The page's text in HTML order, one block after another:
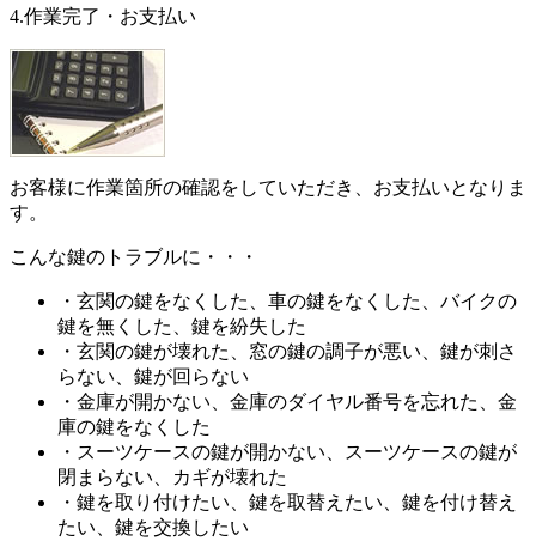
4.作業完了・お支払い
お客様に作業箇所の確認をしていただき、お支払いとなりま
す。
こんな鍵のトラブルに・・・
・玄関の鍵をなくした、車の鍵をなくした、バイクの
鍵を無くした、鍵を紛失した
・玄関の鍵が壊れた、窓の鍵の調子が悪い、鍵が刺さ
らない、鍵が回らない
・金庫が開かない、金庫のダイヤル番号を忘れた、金
庫の鍵をなくした
・スーツケースの鍵が開かない、スーツケースの鍵が
閉まらない、カギが壊れた
・鍵を取り付けたい、鍵を取替えたい、鍵を付け替え
たい、鍵を交換したい